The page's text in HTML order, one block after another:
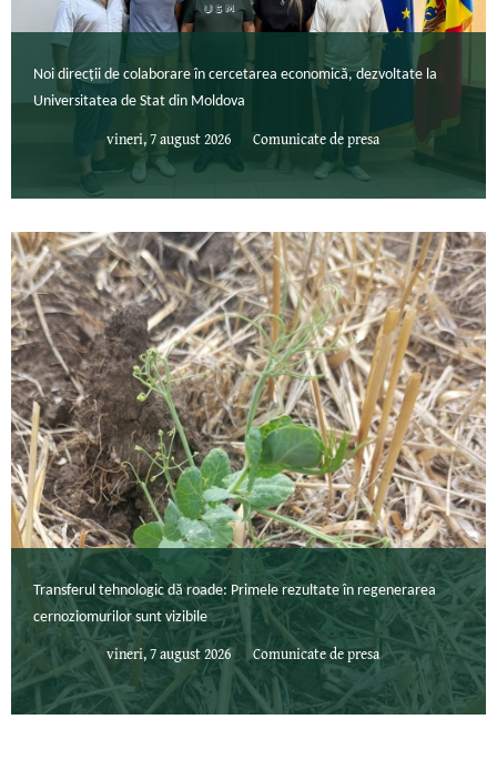
Noi direcții de colaborare în cercetarea economică, dezvoltate la
Universitatea de Stat din Moldova
vineri, 7 august 2026 Comunicate de presa
Transferul tehnologic dă roade: Primele rezultate în regenerarea
cernoziomurilor sunt vizibile
vineri, 7 august 2026 Comunicate de presa